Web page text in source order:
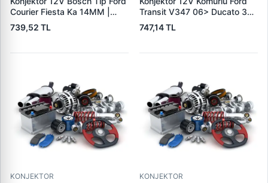
Courier Fiesta Ka 14MM |
TRANSPO IB5217 | OEM
TRANSPO IB235
739,52 TL
Transit V347 06> Ducato 3
Boxer 3 Jumper 3 | TRANSPO
IB6026 | OEM 77364083
747,14 TL
KONJEKTOR KONJEKTOR